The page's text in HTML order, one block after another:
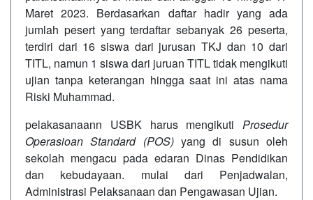
Maret 2023. Berdasarkan daftar hadir yang ada
jumlah pesert yang terdaftar sebanyak 26 peserta,
terdiri dari 16 siswa dari jurusan TKJ dan 10 dari
TITL, namun 1 siswa dari juruan TITL tidak mengikuti
ujian tanpa keterangan hingga saat ini atas nama
Riski Muhammad.
pelakasanaann USBK harus mengikuti Prosedur
Operasioan Standard (POS) yang di susun oleh
sekolah mengacu pada edaran Dinas Pendidikan
dan kebudayaan. mulai dari Penjadwalan,
Administrasi Pelaksanaan dan Pengawasan Ujian.